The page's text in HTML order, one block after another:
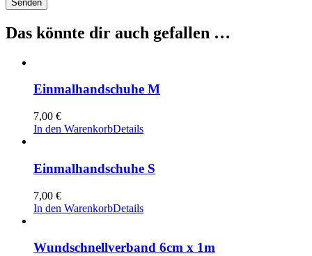
Das könnte dir auch gefallen …
Einmalhandschuhe M
7,00 €
In den WarenkorbDetails
Einmalhandschuhe S
7,00 €
In den WarenkorbDetails
Wundschnellverband 6cm x 1m